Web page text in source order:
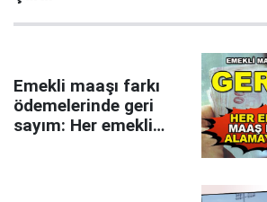
Emekli maaşı farkı
ödemelerinde geri
sayım: Her emekli